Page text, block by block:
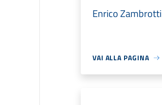
Enrico Zambrotti
VAI ALLA PAGINA